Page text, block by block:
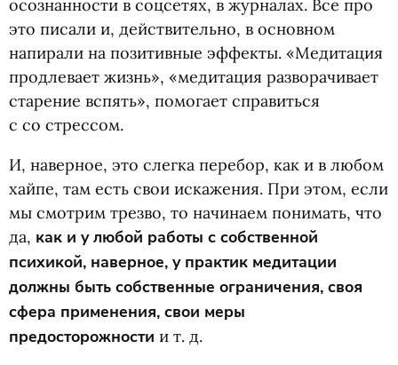
осознанности в соцсетях, в журналах. Все про
это писали и, действительно, в основном
напирали на позитивные эффекты. «Медитация
продлевает жизнь», «медитация разворачивает
старение вспять», помогает справиться
с со стрессом.
И, наверное, это слегка перебор, как и в любом
хайпе, там есть свои искажения. При этом, если
мы смотрим трезво, то начинаем понимать, что
да, как и у любой работы с собственной
психикой, наверное, у практик медитации
должны быть собственные ограничения, своя
сфера применения, свои меры
предосторожности и т. д.